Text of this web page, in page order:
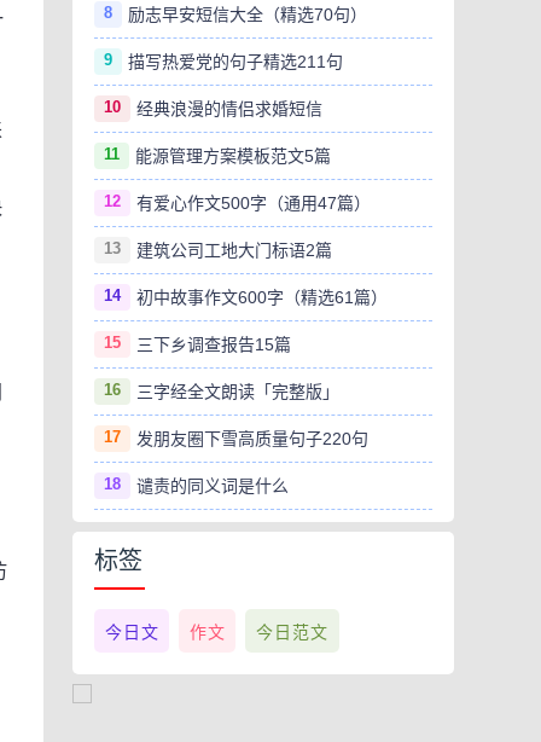
8 励志早安短信大全（精选70句）
9 描写热爱党的句子精选211句
10 经典浪漫的情侣求婚短信
11 能源管理方案模板范文5篇
12 有爱心作文500字（通用47篇）
13 建筑公司工地大门标语2篇
14 初中故事作文600字（精选61篇）
15 三下乡调查报告15篇
16 三字经全文朗读「完整版」
17 发朋友圈下雪高质量句子220句
18 谴责的同义词是什么
标签
今日文 作文 今日范文